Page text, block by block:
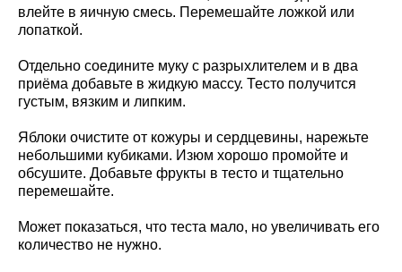
влейте в яичную смесь. Перемешайте ложкой или
лопаткой.
Отдельно соедините муку с разрыхлителем и в два
приёма добавьте в жидкую массу. Тесто получится
густым, вязким и липким.
Яблоки очистите от кожуры и сердцевины, нарежьте
небольшими кубиками. Изюм хорошо промойте и
обсушите. Добавьте фрукты в тесто и тщательно
перемешайте.
Может показаться, что теста мало, но увеличивать его
количество не нужно.